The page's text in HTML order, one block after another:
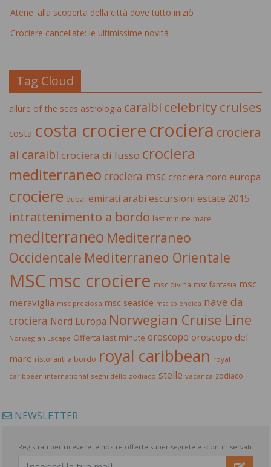
Atene: alla scoperta della città dove tutto iniziò
Crociere cancellate: le ultimissime novità
Tag Cloud
allure of the seas astrologia caraibi celebrity cruises
costa costa crocierecrociera crociera
ai caraibi crociera di lusso crociera
mediterraneo crociera msc crociera nord europa
crociere dubai emirati arabi escursioni estate 2015
intrattenimento a bordo last minute mare
mediterraneo Mediterraneo
Occidentale Mediterraneo Orientale
MSCmsc crociere msc divina msc fantasia msc
meraviglia msc preziosa msc seaside msc splendida nave da
crociera Nord Europa Norwegian Cruise Line
Norwegian Escape Offerta last minute oroscopo oroscopo del
mare ristoranti a bordo royal caribbean royal
caribbean international segni dello zodiaco stelle vacanza zodiaco
NEWSLETTER
Registrati per ricevere le nostre offerte super segrete e sconti riservati